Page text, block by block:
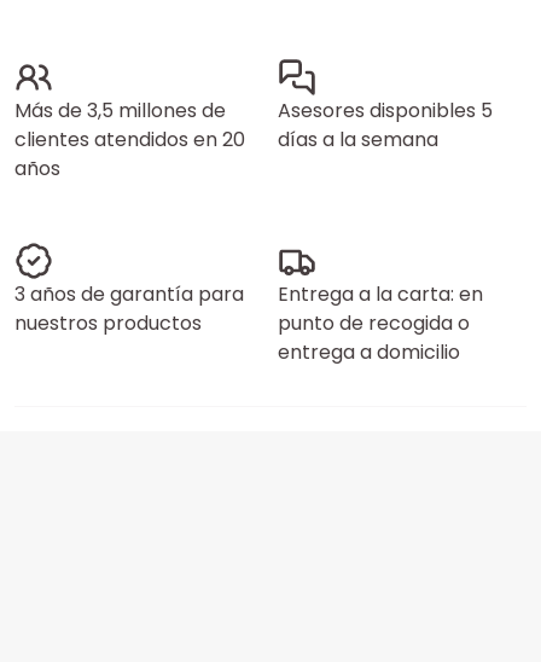
Más de 3,5 millones de
clientes atendidos en 20
años
Asesores disponibles 5
días a la semana
3 años de garantía para
nuestros productos
Entrega a la carta: en
punto de recogida o
entrega a domicilio